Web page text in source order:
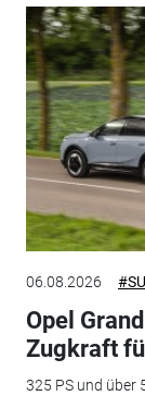
06.08.2026
Opel
Zugkraft
325 PS und über